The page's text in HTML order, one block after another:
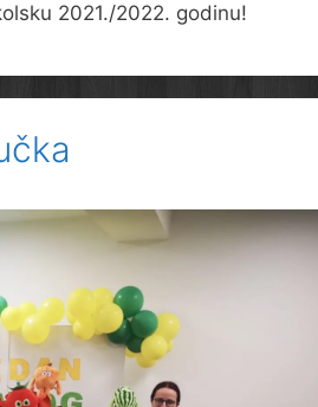
2021./2022. godinu!